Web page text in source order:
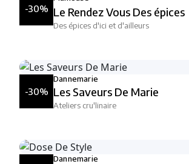
-30% Le Rendez Vous Des épices
Des épices d'ici et d'ailleurs
-30%
Dannemarie
Les Saveurs De Marie
Ateliers cru'linaire
Dannemarie